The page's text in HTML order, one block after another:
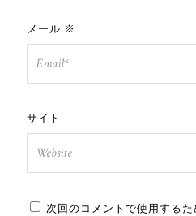
メール ※
サイト
次回のコメントで使用する